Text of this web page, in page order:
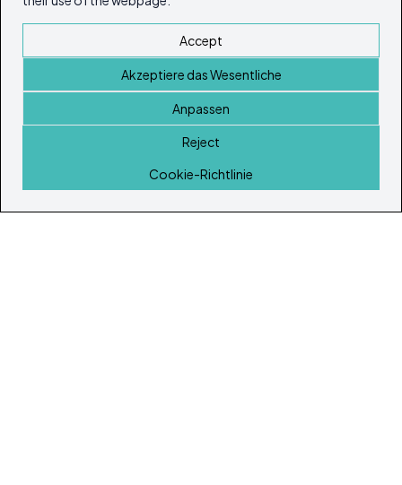
Accept
Akzeptiere das Wesentliche
Anpassen
Reject
Cookie-Richtlinie